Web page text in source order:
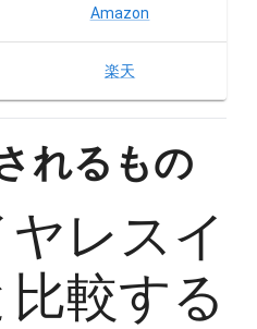
Amazon
楽天
れるもの
ヤレスイ
比較する